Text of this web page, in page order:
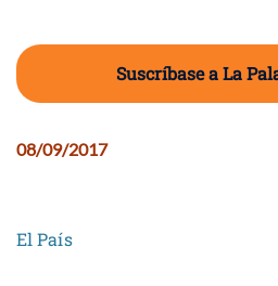
Suscríbase a La
08/09/2017
El País